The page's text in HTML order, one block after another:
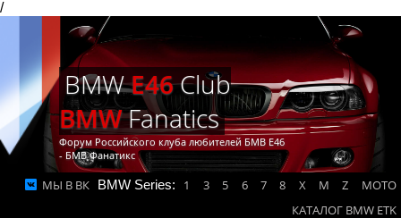
/
BMWE46Club
BMWFanatics
Форум Российского клуба любителей БМВ Е46
- БМВ Фанатикс
МЫ В ВК BMW Series: 1 3 5 6 7 8 X M Z
MOTO
КАТАЛОГ BMW ETK